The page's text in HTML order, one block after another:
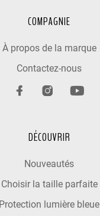
COMPAGNIE
À propos de la marque
Contactez-nous
DÉCOUVRIR
Nouveautés
Choisir la taille parfaite
Protection lumière bleue